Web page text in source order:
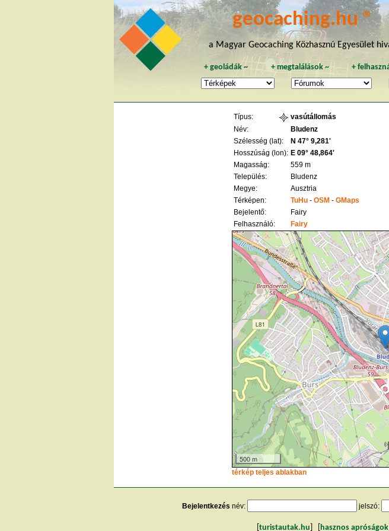
geocaching.hu ®
a Magyar Geocaching Közhasznú Egyesület
+geoládák ~ + megtalálások~ +
Típus: vasútállomás
Név:
Bludenz
Szélesség (lat):
N 47° 9,281'
Hosszúság (lon): E 09° 48,864'
Magasság:
559 m
Település:
Bludenz
Megye:
Ausztria
Térképen:
TuHu - OSM - GMaps
Bejelentő:
Fairy
Felhasználó:
Fairy
500 m
térkép teljes ablakban
Bejelentkezés név: jelszó:
turistautak.hu hasznos apróságok